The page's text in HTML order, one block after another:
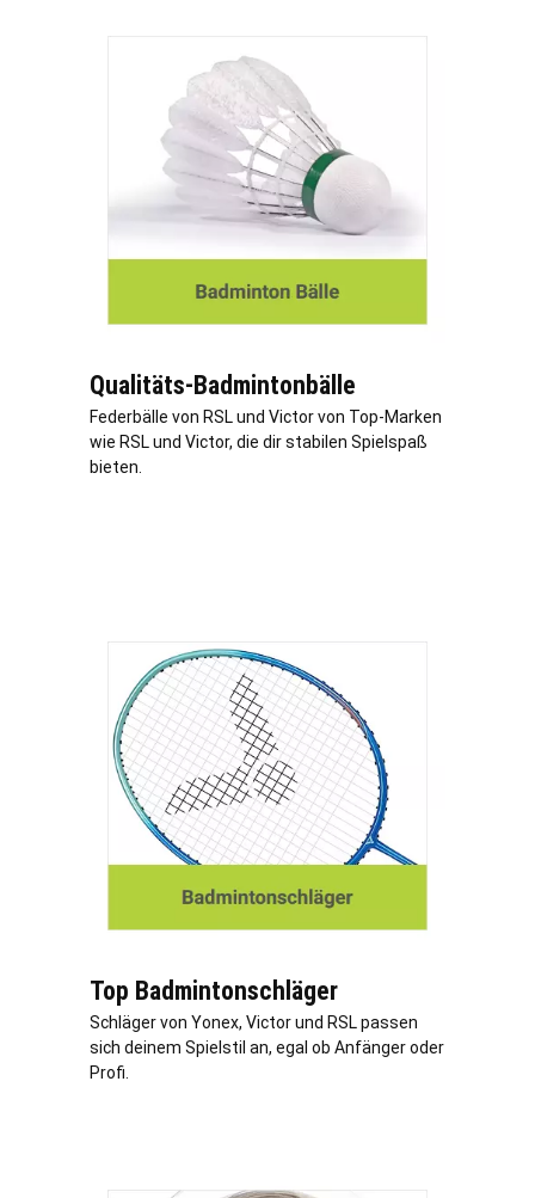
Qualitäts-Badmintonbälle
Federbälle von RSL und Victor von Top-Marken
wie RSL und Victor, die dir stabilen Spielspaß
bieten.
Top Badmintonschläger
Schläger von Yonex, Victor und RSL passen
sich deinem Spielstil an, egal ob Anfänger oder
Profi.